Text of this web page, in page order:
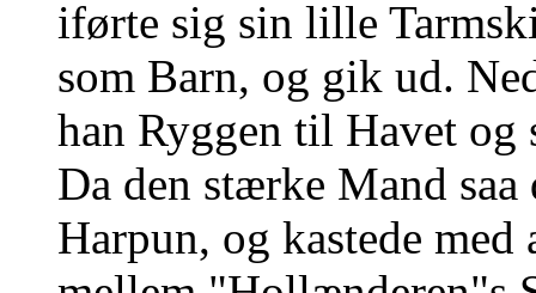
iførte sig sin lille
som Barn, og gik ud.
han Ryggen til Havet og
Da den stærke Mand saa
Harpun, og kastede